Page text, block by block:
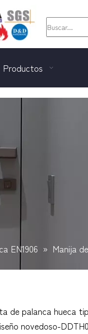
Productos
EN1906 » Manija
de palanca hueca
novedoso-